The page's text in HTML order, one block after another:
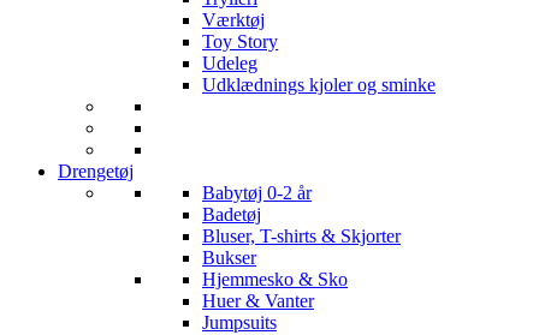
Værktøj
Toy Story
Udeleg
Udklædnings kjoler og sminke
Drengetøj
Babytøj 0-2 år
Badetøj
Bluser, T-shirts & Skjorter
Bukser
Hjemmesko & Sko
Huer & Vanter
Jumpsuits